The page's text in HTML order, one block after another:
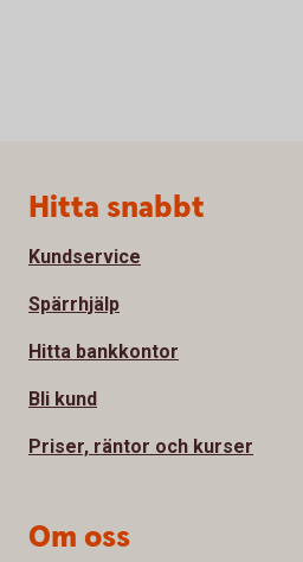
Sidfot
Hitta snabbt
Kundservice
Spärrhjälp
Hitta bankkontor
Bli kund
Priser, räntor och kurser
Om oss